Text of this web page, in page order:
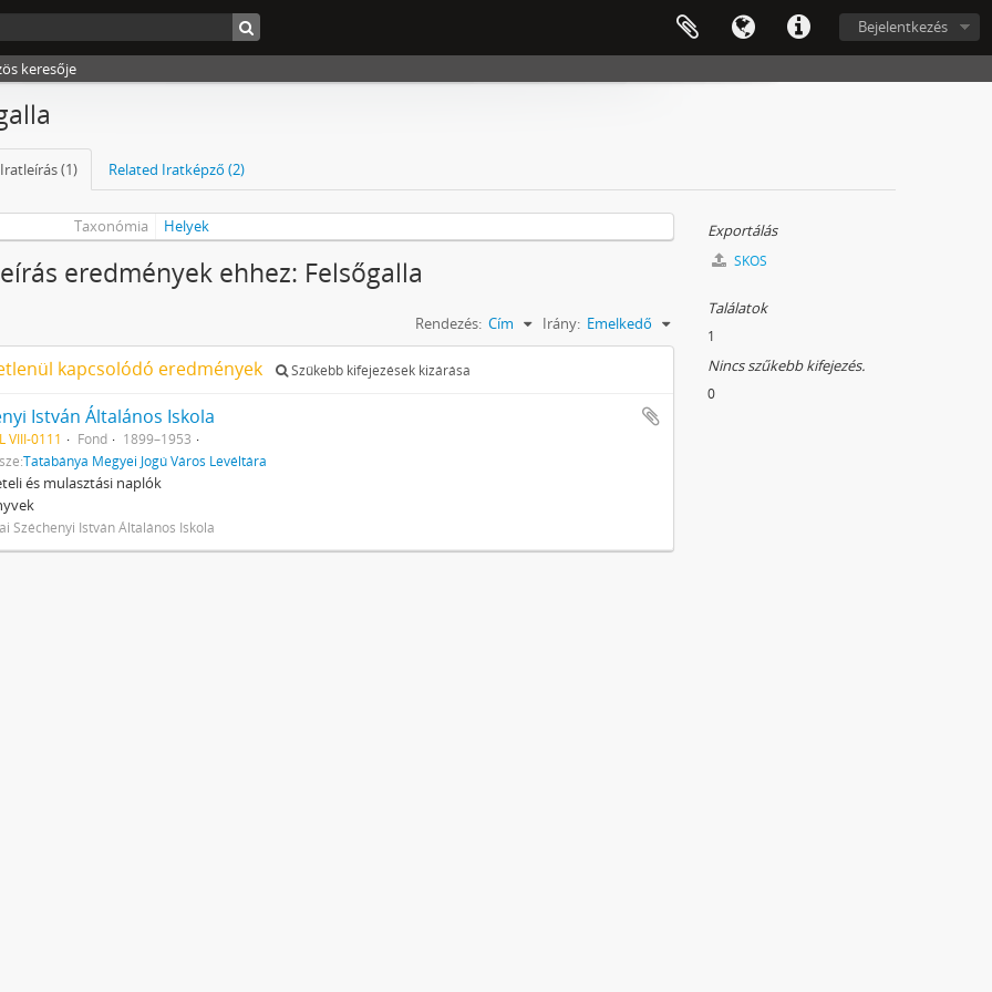
Bejelentkezés
keresője
(1) Related Iratképző (2)
Taxonómia Helyek
eredmények ehhez: Felsőgalla
Rendezés: Cím Irány: Emelkedő
kapcsolódó eredmények Szűkebb kifejezések kizárása
István Általános Iskola
VIII-0111 Fond
1899–1953
Tatabánya Megyei Jogú Város Levéltára
és mulasztási naplók
Széchenyi István Általános Iskola
Exportálás
SKOS
Találatok
1
Nincs szűkebb kifejezés.
0